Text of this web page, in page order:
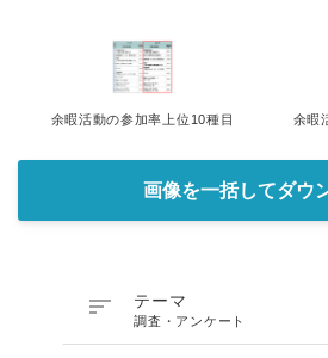
余暇活動の参加率上位10種目 余暇
画像を一括してダウ
 テーマ
調査・アンケート